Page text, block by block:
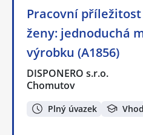
Pracovní
ženy: jednoduchá
výrobku (A1856)
DISPONERO s.r.o.
Chomutov
Plný úvazek